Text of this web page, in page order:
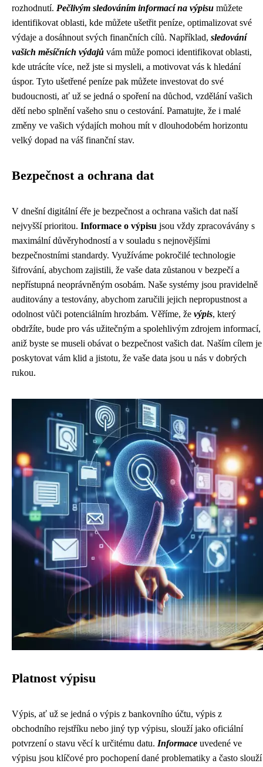
rozhodnutí. Pečlivým sledováním informací na výpisu můžete
identifikovat oblasti, kde můžete ušetřit peníze, optimalizovat své
výdaje a dosáhnout svých finančních cílů. Například, sledování
vašich měsíčních výdajů vám může pomoci identifikovat oblasti,
kde utrácíte více, než jste si mysleli, a motivovat vás k hledání
úspor. Tyto ušetřené peníze pak můžete investovat do své
budoucnosti, ať už se jedná o spoření na důchod, vzdělání vašich
dětí nebo splnění vašeho snu o cestování. Pamatujte, že i malé
změny ve vašich výdajích mohou mít v dlouhodobém horizontu
velký dopad na váš finanční stav.
Bezpečnost a ochrana dat
V dnešní digitální éře je bezpečnost a ochrana vašich dat naší
nejvyšší prioritou. Informace o výpisu jsou vždy zpracovávány s
maximální důvěryhodností a v souladu s nejnovějšími
bezpečnostními standardy. Využíváme pokročilé technologie
šifrování, abychom zajistili, že vaše data zůstanou v bezpečí a
nepřístupná neoprávněným osobám. Naše systémy jsou pravidelně
auditovány a testovány, abychom zaručili jejich nepropustnost a
odolnost vůči potenciálním hrozbám. Věříme, že výpis, který
obdržíte, bude pro vás užitečným a spolehlivým zdrojem informací,
aniž byste se museli obávat o bezpečnost vašich dat. Naším cílem je
poskytovat vám klid a jistotu, že vaše data jsou u nás v dobrých
rukou.
Platnost výpisu
Výpis, ať už se jedná o výpis z bankovního účtu, výpis z
obchodního rejstříku nebo jiný typ výpisu, slouží jako oficiální
potvrzení o stavu věcí k určitému datu. Informace uvedené ve
výpisu jsou klíčové pro pochopení dané problematiky a často slouží